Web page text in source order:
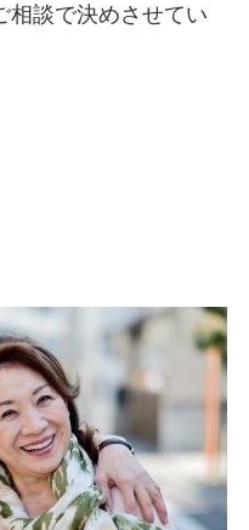
談で決めさせてい